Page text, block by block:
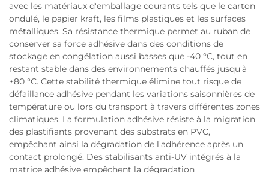
avec les matériaux d'emballage courants tels que le carton
ondulé, le papier kraft, les films plastiques et les surfaces
métalliques. Sa résistance thermique permet au ruban de
conserver sa force adhésive dans des conditions de
stockage en congélation aussi basses que -40 °C, tout en
restant stable dans des environnements chauffés jusqu'à
+80 °C. Cette stabilité thermique élimine tout risque de
défaillance adhésive pendant les variations saisonnières de
température ou lors du transport à travers différentes zones
climatiques. La formulation adhésive résiste à la migration
des plastifiants provenant des substrats en PVC,
empêchant ainsi la dégradation de l'adhérence après un
contact prolongé. Des stabilisants anti-UV intégrés à la
matrice adhésive empêchent la dégradation